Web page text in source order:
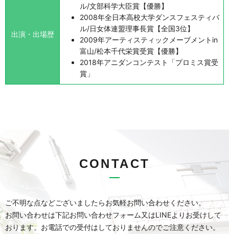
出演・出場歴
ル/文部科学大臣賞【優勝】
2008年全日本高校大学ダンスフェスティバ
ル/日女体連盟理事長賞【全国3位】
2009年アーティスティックメーブメントin
富山/松本千代栄賞受賞【優勝】
2018年アニダンコンテスト「プロミス賞受
賞」
CONTACT
ご不明な点などございましたらお気軽お問い合わせください。
お問い合わせは下記お問い合わせフォーム又はLINEよりお受けして
おります。 お電話での受付はしておりませんのでご注意ください。